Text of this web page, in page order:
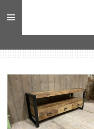
direct
hoofdinhoud